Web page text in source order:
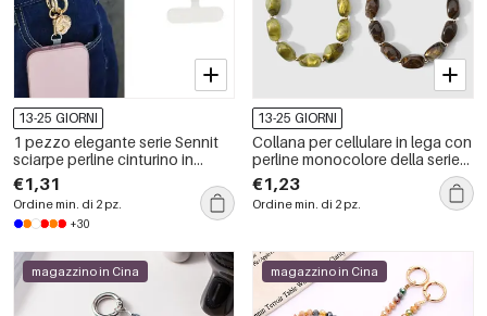
13-25 GIORNI
1 pezzo elegante serie Sennit
sciarpe perline cinturino in
alluminio per telefono
€1,31
Ordine min. di 2 pz.
+30
13-25 GIORNI
Collana per cellulare in lega con
perline monocolore della serie
Simple.
€1,23
Ordine min. di 2 pz.
magazzino in Cina magazzino in Cina